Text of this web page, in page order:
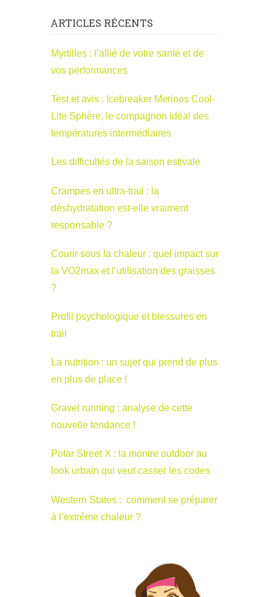
ARTICLES RÉCENTS
Myrtilles : l’allié de votre santé et de
vos performances
Test et avis : Icebreaker Merinos Cool-
Lite Sphère, le compagnon idéal des
températures intermédiaires
Les difficultés de la saison estivale
Crampes en ultra-trail : la
déshydratation est-elle vraiment
responsable ?
Courir sous la chaleur : quel impact sur
la VO2max et l’utilisation des graisses
?
Profil psychologique et blessures en
trail
La nutrition : un sujet qui prend de plus
en plus de place !
Gravel running : analyse de cette
nouvelle tendance !
Polar Street X : la montre outdoor au
look urbain qui veut casser les codes
Western States : comment se préparer
à l’extrême chaleur ?